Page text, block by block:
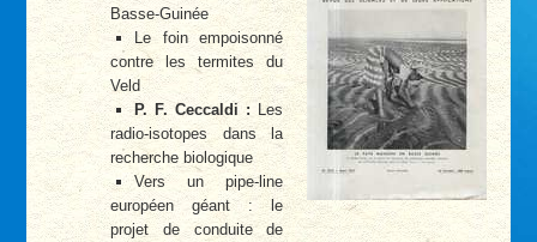
Basse-Guinée
Le foin empoisonné
contre les termites du
Veld
P. F. Ceccaldi : Les
radio-isotopes dans la
recherche biologique
Vers un pipe-line
européen géant : le
projet de conduite de